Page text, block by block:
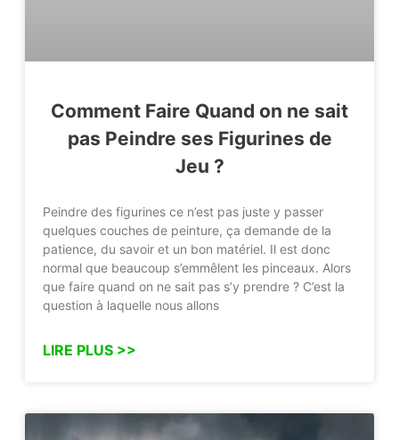
Comment Faire Quand on ne sait
pas Peindre ses Figurines de
Jeu ?
Peindre des figurines ce n’est pas juste y passer
quelques couches de peinture, ça demande de la
patience, du savoir et un bon matériel. Il est donc
normal que beaucoup s’emmêlent les pinceaux. Alors
que faire quand on ne sait pas s’y prendre ? C’est la
question à laquelle nous allons
LIRE PLUS >>